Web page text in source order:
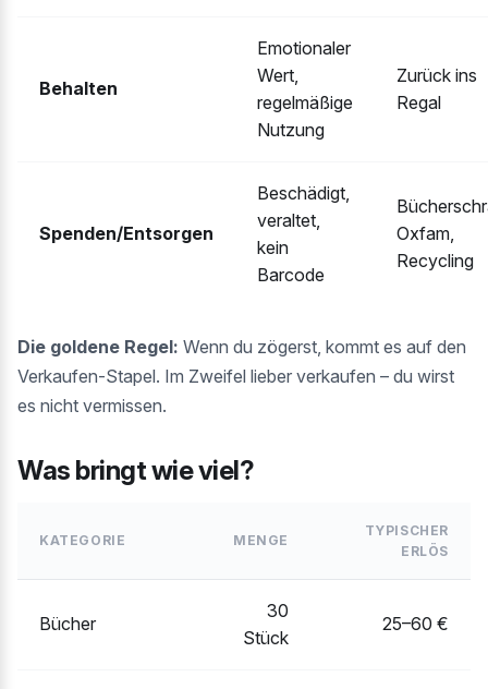
Behalten
Emotionaler
Wert,
regelmäßige
Nutzung
Zurück ins
Regal
Spenden/Entsorgen
Beschädigt,
veraltet,
kein
Barcode
Oxfam,
Recycling
Die goldene Regel: Wenn du zögerst, kommt es auf den
Verkaufen-Stapel. Im Zweifel lieber verkaufen – du wirst
es nicht vermissen.
Was bringt wie viel?
KATEGORIE MENGE
TYPISCHER
ERLÖS
Bücher
30
Stück
25–60 €